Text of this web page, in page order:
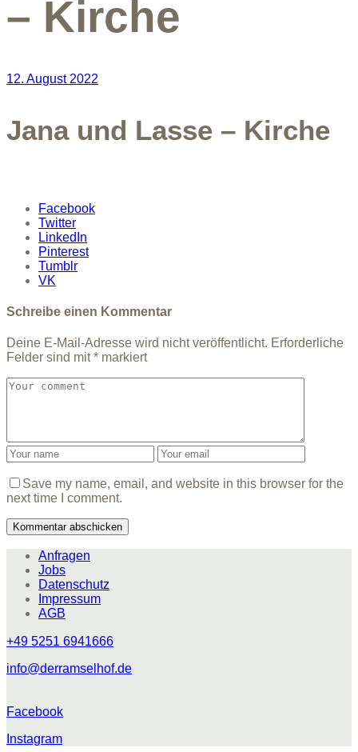
– Kirche
12. August 2022
Jana und Lasse – Kirche
Facebook
Twitter
LinkedIn
Pinterest
Tumblr
VK
Schreibe einen Kommentar
Deine E-Mail-Adresse wird nicht veröffentlicht. Erforderliche
Felder sind mit* markiert
Save my name, email, and website in this browser for the
next time I comment.
Anfragen
Jobs
Datenschutz
Impressum
AGB
+49 5251 6941666
info@derramselhof.de
Facebook
Instagram